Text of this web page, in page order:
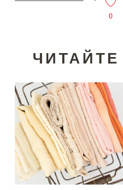
0